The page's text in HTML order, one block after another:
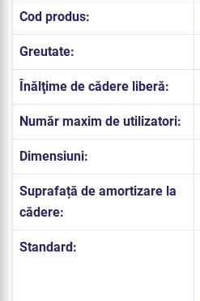
Cod produs:
Greutate:
Înălţime de cădere liberă:
Număr maxim de utilizatori:
Dimensiuni:
Suprafață de amortizare la
cădere:
Standard: